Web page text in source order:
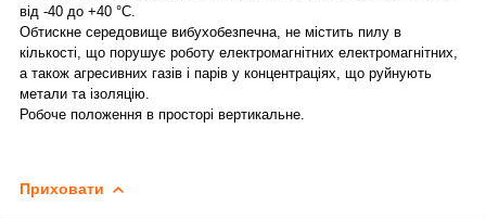
від -40 до +40 °C.
Обтискне середовище вибухобезпечна, не містить пилу в
кількості, що порушує роботу електромагнітних електромагнітних,
а також агресивних газів і парів у концентраціях, що руйнують
метали та ізоляцію.
Робоче положення в просторі вертикальне.
Приховати